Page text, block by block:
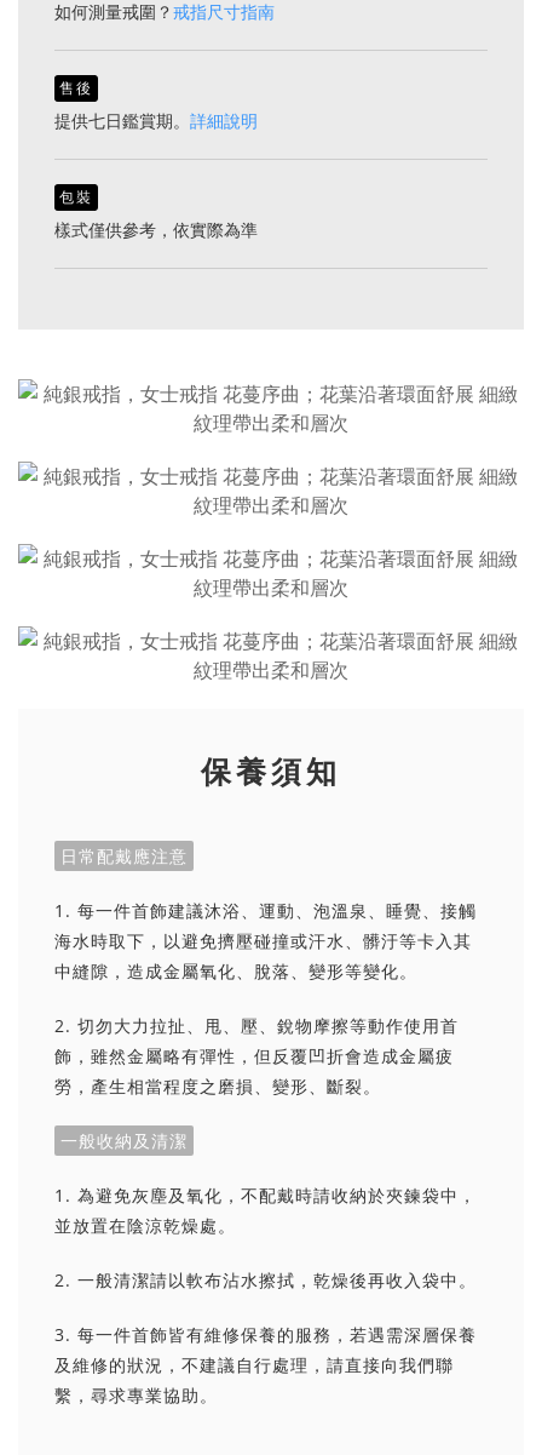
如何測量戒圍？戒指尺寸指南
售後
提供七日鑑賞期。 詳細說明
包裝
樣式僅供參考，依實際為準
保養須知
日常配戴應注意
1. 每一件首飾建議沐浴、運動、泡溫泉、睡覺、接觸
海水時取下，以避免擠壓碰撞或汗水、髒汙等卡入其
中縫隙，造成金屬氧化、脫落、變形等變化。
2. 切勿大力拉扯、甩、壓、銳物摩擦等動作使用首
飾，雖然金屬略有彈性，但反覆凹折會造成金屬疲
勞，產生相當程度之磨損、變形、斷裂。
一般收納及清潔
1. 為避免灰塵及氧化，不配戴時請收納於夾鍊袋中，
並放置在陰涼乾燥處。
2. 一般清潔請以軟布沾水擦拭，乾燥後再收入袋中。
3. 每一件首飾皆有維修保養的服務，若遇需深層保養
及維修的狀況，不建議自行處理，請直接向我們聯
繫，尋求專業協助。